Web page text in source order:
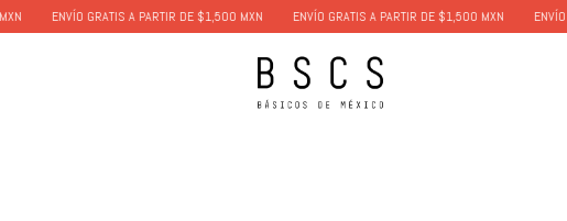
ENVÍO GRATIS A PARTIR DE $1,500 MXN ENVÍO GRATIS A PARTIR DE $1,500 MXN ENVÍO GRATIS